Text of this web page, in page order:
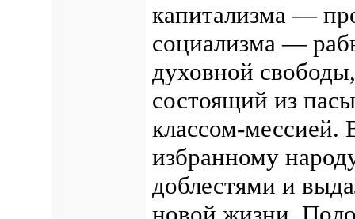
капитализма —
социализма —
духовной
состоящий из
классом-мессией.
избранному
доблестями и